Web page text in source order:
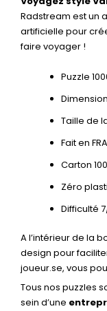
Radstream est un
artificielle pour
faire voyager !
Puzzle
Taille de
Fait en
Carton
Zéro
Difficulté
A l’intérieur de la
design pour
joueur.se, vous
Tous nos puzzles
sein d’une